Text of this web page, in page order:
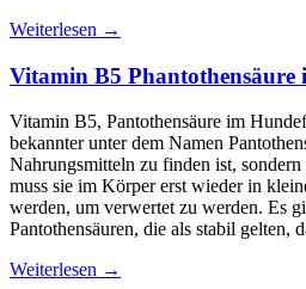
Weiterlesen →
Vitamin B5 Phantothensäure
Vitamin B5, Pantothensäure im
bekannter unter dem Namen
Nahrungsmitteln zu finden ist,
muss sie im Körper erst wieder in
werden, um verwertet zu werden. Es
Pantothensäuren, die als stabil gelten,
Weiterlesen →